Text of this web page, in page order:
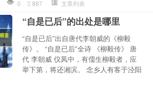
0 887 文章列表
“自是已后”的出处是哪里
“自是已后”出自唐代李朝威的《柳毅
传》。 “自是已后”全诗 《柳毅传》 唐
代 李朝威 仪凤中，有儒生柳毅者，应
举下第，将还湘滨。 念乡人有客于泾阳